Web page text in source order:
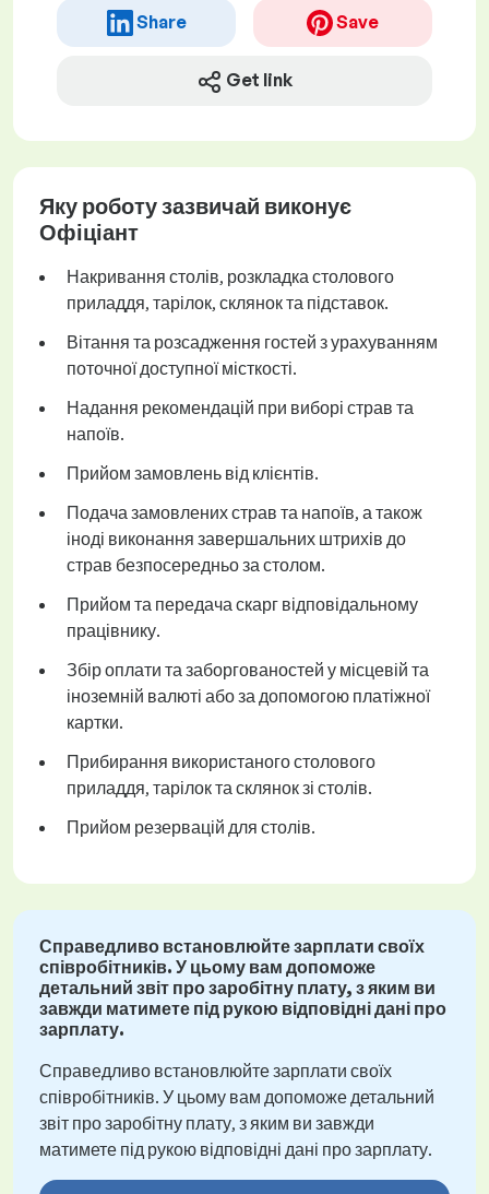
Share Save
Get link
Яку роботу зазвичай виконує
Офіціант
Накривання столів, розкладка столового
приладдя, тарілок, склянок та підставок.
Вітання та розсадження гостей з урахуванням
поточної доступної місткості.
Надання рекомендацій при виборі страв та
напоїв.
Прийом замовлень від клієнтів.
Подача замовлених страв та напоїв, а також
іноді виконання завершальних штрихів до
страв безпосередньо за столом.
Прийом та передача скарг відповідальному
працівнику.
Збір оплати та заборгованостей у місцевій та
іноземній валюті або за допомогою платіжної
картки.
Прибирання використаного столового
приладдя, тарілок та склянок зі столів.
Прийом резервацій для столів.
Справедливо встановлюйте зарплати своїх
співробітників. У цьому вам допоможе
детальний звіт про заробітну плату, з яким ви
завжди матимете під рукою відповідні дані про
зарплату.
Справедливо встановлюйте зарплати своїх
співробітників. У цьому вам допоможе детальний
звіт про заробітну плату, з яким ви завжди
матимете під рукою відповідні дані про зарплату.